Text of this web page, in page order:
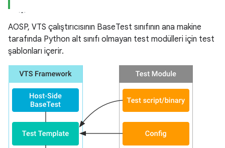
AOSP, VTS çalıştırıcısının BaseTest sınıfının ana makine
tarafında Python alt sınıfı olmayan test modülleri için test
şablonları içerir.